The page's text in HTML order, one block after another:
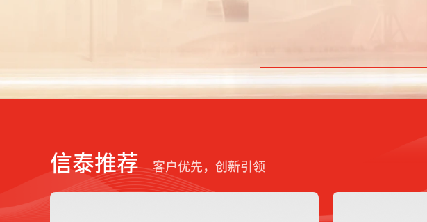
信泰推荐 客户优先，创新引领